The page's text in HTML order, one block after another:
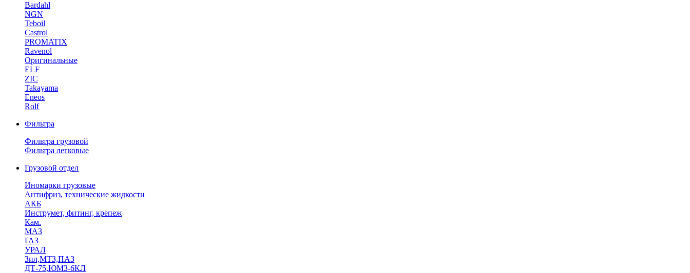
Bardahl
NGN
Teboil
Castrol
PROMATIX
Ravenol
Оригинальные
ELF
ZIC
Takayama
Eneos
Rolf
Фильтра
Фильтра грузовой
Фильтра легковые
Грузовой отдел
Иномарки грузовые
Антифриз, технические жидкости
АКБ
Инструмет, фитинг, крепеж
Кам.
МАЗ
ГА3
УРАЛ
Зил,МТЗ,ПАЗ
ДТ-75,ЮМЗ-6КЛ